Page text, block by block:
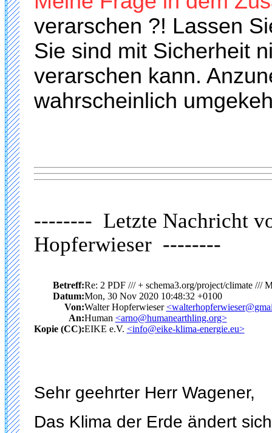
verarschen ?! Lassen
Sie sind mit Sicherheit
verarschen kann.
wahrscheinlich
-------- Letzte Nachricht
Hopferwieser --------
Betreff:Re: 2 PDF /// + schema3.org/project/climate ///
Datum:Mon, 30 Nov 2020 10:48:32 +0100
Von:Walter Hopferwieser
An:Human <arno@humanearthling.org>
Kopie (CC):EIKE e.V. <info@eike-klima-energie.eu>
Sehr geehrter Herr Wagener,
Das Klima der Erde ändert